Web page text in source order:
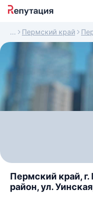
Пермский край
Пермский край,
район, ул.